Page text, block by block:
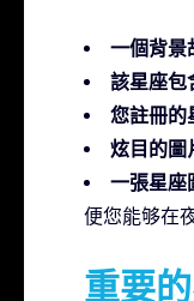
一個背景
該星座包
您註冊的
炫目的圖
一張星座
便您能够在
重要